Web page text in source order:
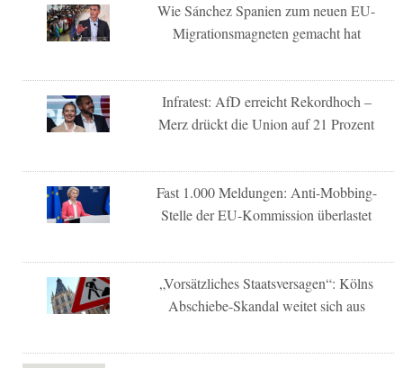
Wie Sánchez Spanien zum neuen EU-
Migrationsmagneten gemacht hat
Infratest: AfD erreicht Rekordhoch –
Merz drückt die Union auf 21 Prozent
Fast 1.000 Meldungen: Anti-Mobbing-
Stelle der EU-Kommission überlastet
„Vorsätzliches Staatsversagen“: Kölns
Abschiebe-Skandal weitet sich aus